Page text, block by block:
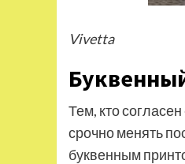
Vivetta
Тем, кто
срочно менять
буквенным